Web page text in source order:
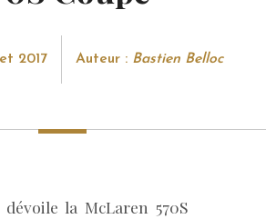
2017 Auteur : Bastien Belloc
dévoile la McLaren 570S